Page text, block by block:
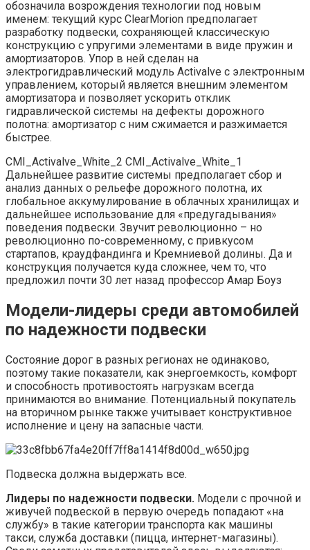
обозначила возрождения технологии под новым
именем: текущий курс ClearMorion предполагает
разработку подвески, сохраняющей классическую
конструкцию с упругими элементами в виде пружин и
амортизаторов. Упор в ней сделан на
электрогидравлический модуль Activalve с электронным
управлением, который является внешним элементом
амортизатора и позволяет ускорить отклик
гидравлической системы на дефекты дорожного
полотна: амортизатор с ним сжимается и разжимается
быстрее.
CMI_Activalve_White_2 CMI_Activalve_White_1
Дальнейшее развитие системы предполагает сбор и
анализ данных о рельефе дорожного полотна, их
глобальное аккумулирование в облачных хранилищах и
дальнейшее использование для «предугадывания»
поведения подвески. Звучит революционно – но
революционно по-современному, с привкусом
стартапов, краудфандинга и Кремниевой долины. Да и
конструкция получается куда сложнее, чем то, что
предложил почти 30 лет назад профессор Амар Боуз
Модели-лидеры среди автомобилей
по надежности подвески
Состояние дорог в разных регионах не одинаково,
поэтому такие показатели, как энергоемкость, комфорт
и способность противостоять нагрузкам всегда
принимаются во внимание. Потенциальный покупатель
на вторичном рынке также учитывает конструктивное
исполнение и цену на запасные части.
Подвеска должна выдержать все.
Лидеры по надежности подвески. Модели с прочной и
живучей подвеской в первую очередь попадают «на
службу» в такие категории транспорта как машины
такси, служба доставки (пицца, интернет-магазины).